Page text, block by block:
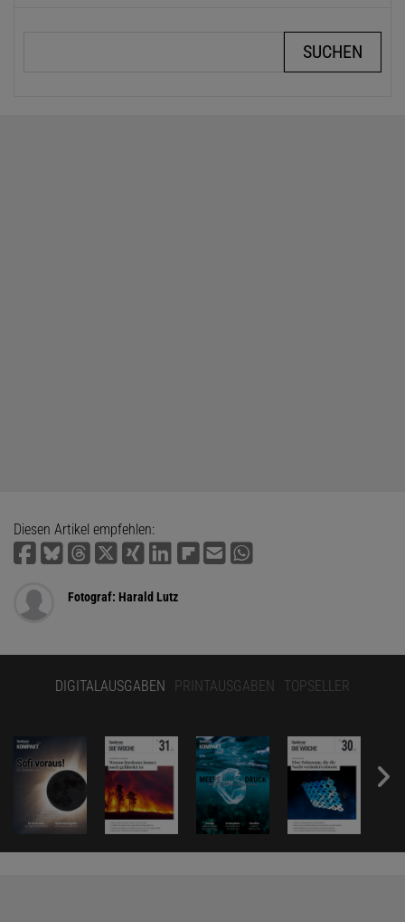
Diesen Artikel empfehlen:
Fotograf: Harald Lutz
DIGITALAUSGABEN PRINTAUSGABEN TOPSELLER